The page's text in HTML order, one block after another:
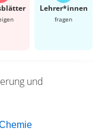
Lehrer*​innen
fragen
und